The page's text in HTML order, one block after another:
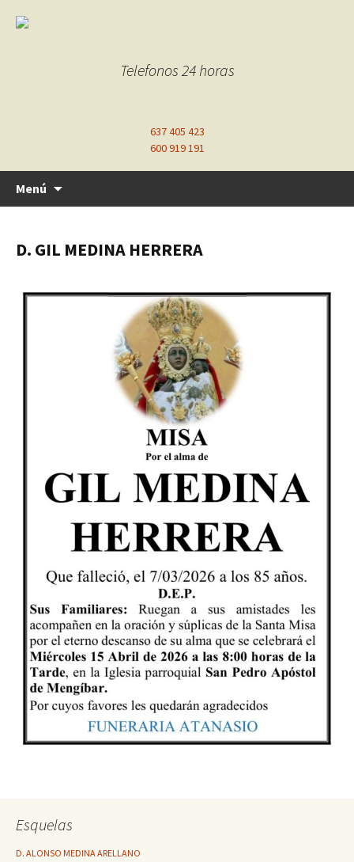
Telefonos 24 horas
637 405 423
600 919 191
Menú
D. GIL MEDINA HERRERA
Esquelas
D. ALONSO MEDINA ARELLANO